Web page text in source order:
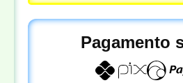
Pagamento